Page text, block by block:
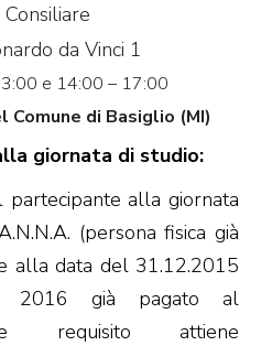
da Vinci 1
e 14:00 – 17:00
Comune di Basiglio (MI)
giornata di studio:
partecipante alla giornata
(persona fisica già
alla data del 31.12.2015
2016 già pagato al
requisito attiene